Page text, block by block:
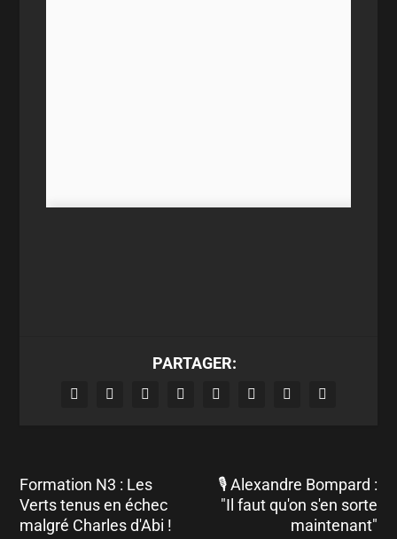
PARTAGER:
Formation N3 : Les
Verts tenus en échec
malgré Charles d'Abi !
🎙️ Alexandre Bompard :
"Il faut qu'on s'en sorte
maintenant"